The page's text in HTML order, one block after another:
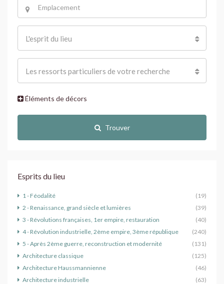
L'esprit du lieu
Les ressorts particuliers de votre recherche
Éléments de décors
Trouver
Esprits du lieu
1 - Féodalité
(19)
2 - Renaissance, grand siècle et lumières
(39)
3 - Révolutions françaises, 1er empire, restauration
(40)
4 - Révolution industrielle, 2ème empire, 3ème république
(240)
5 - Après 2ème guerre, reconstruction et modernité
(131)
Architecture classique
(125)
Architecture Haussmannienne
(46)
Architecture industrielle
(63)